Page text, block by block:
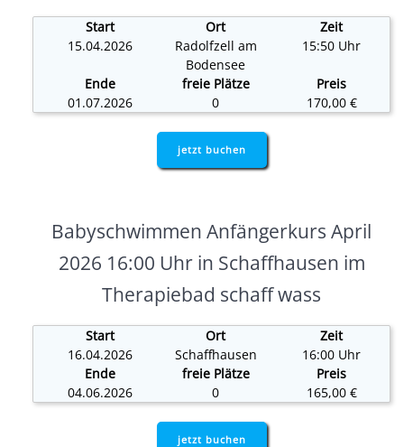
Start Ort
Zeit
15.04.2026
Radolfzell am
Bodensee
15:50 Uhr
Ende freie Plätze
Preis
01.07.2026
0 170,00 €
jetzt buchen
Babyschwimmen Anfängerkurs April
2026 16:00 Uhr in Schaffhausen im
Therapiebad schaff wass
Start Ort
Zeit
16.04.2026
Schaffhausen
16:00 Uhr
Ende
freie Plätze
Preis
04.06.2026
0 165,00 €
jetzt buchen